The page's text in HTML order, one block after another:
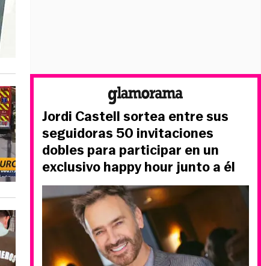
Jordi Castell sortea entre sus
seguidoras 50 invitaciones
dobles para participar en un
exclusivo happy hour junto a él